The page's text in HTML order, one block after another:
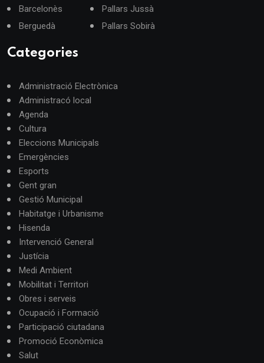
Barcelonès
Berguedà
Pallars Jussà
Pallars Sobirà
Categories
Administració Electrònica
Administracó local
Agenda
Cultura
Eleccions Municipals
Emergències
Esports
Gent gran
Gestió Municipal
Habitatge i Urbanisme
Hisenda
Intervenció General
Justícia
Medi Ambient
Mobilitat i Territori
Obres i serveis
Ocupació i Formació
Participació ciutadana
Promoció Econòmica
Salut